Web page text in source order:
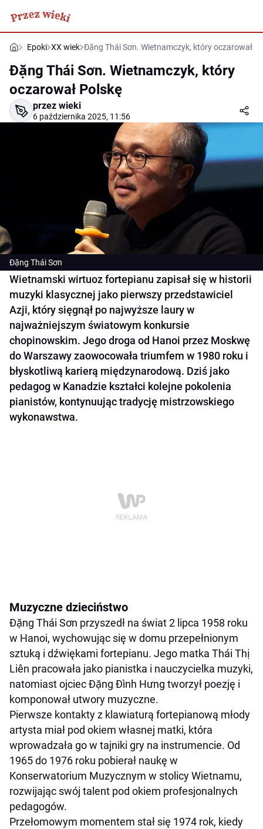
Epoki XX wiek Đặng Thái Sơn. Wietnamczyk, który oczarował
Đặng Thái Sơn. Wietnamczyk, który
oczarował Polskę
przez wieki
6 października 2025, 11:56
Đặng Thái Sơn
Wietnamski wirtuoz fortepianu zapisał się w historii
muzyki klasycznej jako pierwszy przedstawiciel
Azji, który sięgnął po najwyższe laury w
najważniejszym światowym konkursie
chopinowskim. Jego droga od Hanoi przez Moskwę
do Warszawy zaowocowała triumfem w 1980 roku i
błyskotliwą karierą międzynarodową. Dziś jako
pedagog w Kanadzie kształci kolejne pokolenia
pianistów, kontynuując tradycję mistrzowskiego
wykonawstwa.
Muzyczne dzieciństwo
Đặng Thái Sơn przyszedł na świat 2 lipca 1958 roku
w Hanoi, wychowując się w domu przepełnionym
sztuką i dźwiękami fortepianu. Jego matka Thái Thị
Liên pracowała jako pianistka i nauczycielka muzyki,
natomiast ojciec Đặng Đình Hưng tworzył poezję i
komponował utwory muzyczne.
Pierwsze kontakty z klawiaturą fortepianową młody
artysta miał pod okiem własnej matki, która
wprowadzała go w tajniki gry na instrumencie. Od
1965 do 1976 roku pobierał naukę w
Konserwatorium Muzycznym w stolicy Wietnamu,
rozwijając swój talent pod okiem profesjonalnych
pedagogów.
Przełomowym momentem stał się 1974 rok, kiedy